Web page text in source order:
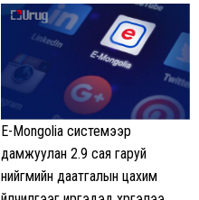
E-Mongolia системээр
дамжуулан 2.9 сая гаруй
нийгмийн даатгалын цахим